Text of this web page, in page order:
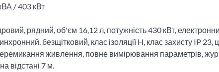
/ 403 кВт
рядний, об'єм 16,12 л, потужність 430 кВт,
безщітковий, клас ізоляції H, клас захисту IP
живлення, повне вимірювання параметрів,
відстані 7 м.